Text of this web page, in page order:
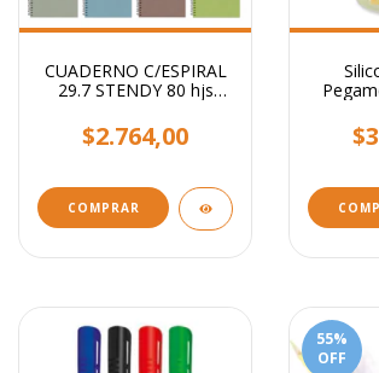
CUADERNO C/ESPIRAL
29.7 STENDY 80 hjs
Surtidos
$2.764,00
COMPRAR
55%
OFF